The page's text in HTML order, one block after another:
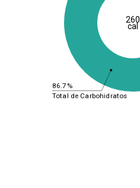
86.7%
Total de Carbohidratos
260
cal